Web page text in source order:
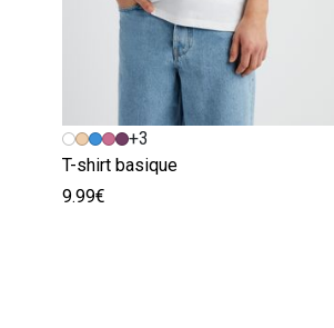
+3
T-shirt basique
9.99€